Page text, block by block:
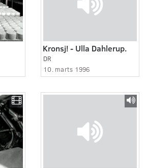
Kronsj! - Ulla Dahlerup.
DR
10. marts 1996